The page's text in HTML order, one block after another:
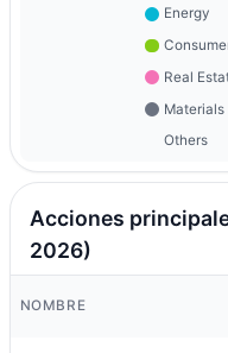
Energy
Real
Materials
Others
Acciones
2026)
NOMBRE